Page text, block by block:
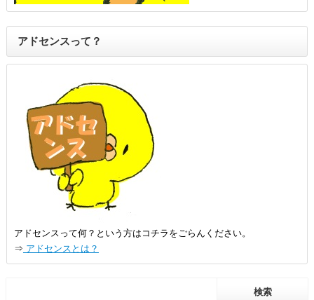
アドセンスって？
アドセンスって何？という方はコチラをごらんください。
⇒ アドセンスとは？